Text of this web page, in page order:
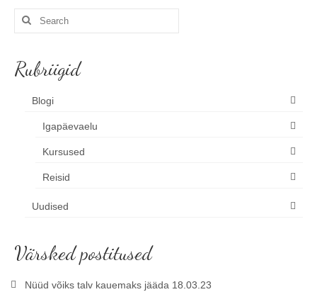
Kontakt
Search
Rubriigid
Blogi
Igapäevaelu
Kursused
Reisid
Uudised
Värsked postitused
Nüüd võiks talv kauemaks jääda 18.03.23